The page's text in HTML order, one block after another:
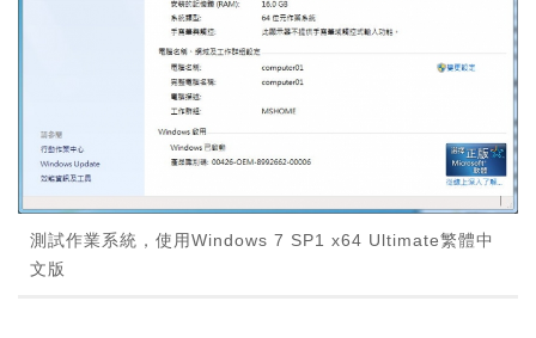
測試作業系統，使用Windows 7 SP1 x64 Ultimate繁體中
文版